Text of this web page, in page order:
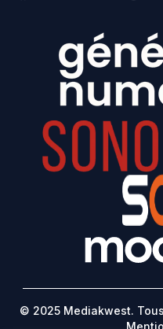
© 2025 Mediakwest.